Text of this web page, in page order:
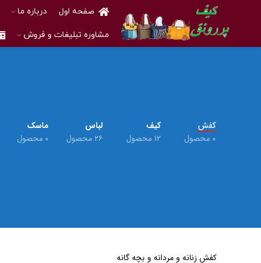
صفحه اول درباره ما
مشاوره تبلیغات و فروش
کفش
۰ محصول
کیف
۱۲ محصول
لباس
۲۶ محصول
ماسک
۰ محصول
کفش زنانه و مردانه و بچه گانه